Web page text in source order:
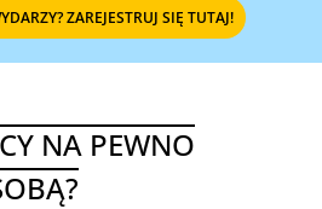
ZAREJESTRUJ SIĘ TUTAJ!
NA PEWNO